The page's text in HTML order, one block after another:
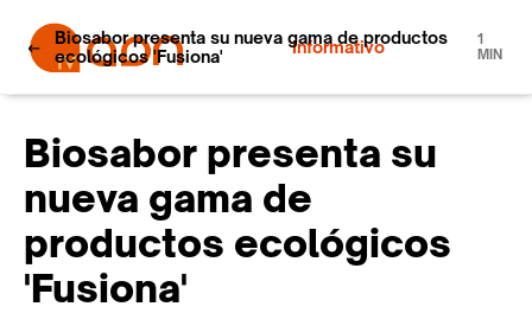
Informativo
Biosabor presenta su nueva gama de productos
ecológicos 'Fusiona'
1
MIN
Biosabor presenta su
nueva gama de
productos ecológicos
'Fusiona'